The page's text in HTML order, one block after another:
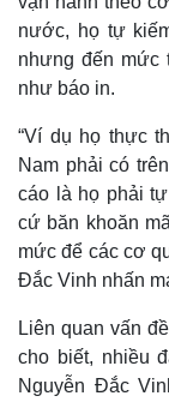
Thế giới
Quan sát
Cuộc sống đó đây
nước, họ tự
nhưng đến mức
như báo in.
“Ví dụ họ thực
Nam phải có
cáo là họ phải
cứ băn khoăn
mức để các cơ
Đắc Vinh nhấn
Liên quan vấn
cho biết, nhiều
Nguyễn Đắc